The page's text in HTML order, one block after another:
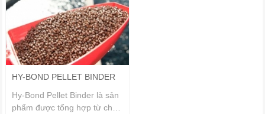
HY-BOND PELLET BINDER
Hy-Bond Pellet Binder là sản
phẩm được tổng hợp từ chất